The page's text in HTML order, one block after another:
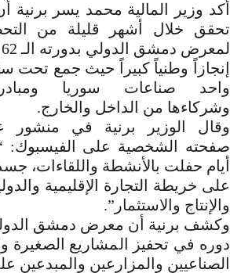
أكد وزير المالية محمد يسر برنية
تحقق خلال أشهر قليلة من
إنجازاً وطنياً كبيراً حيث جمع تحت
واحد صناعات سوريا
وشركاءها من الداخل والخارج.
وقال الوزير برنية في منشور
صفحته الشخصية على الفيسبوك:
أيام حفلت بالأنشطة واللقاءات،
على خريطة التجارة الإقليمية
والإنتاج والاستثمار”.
وكشف برنية أن معرض دمشق
دوره في تحفيز المشاريع الصغيرة
الصناعيين والمزارعين والمبدعين